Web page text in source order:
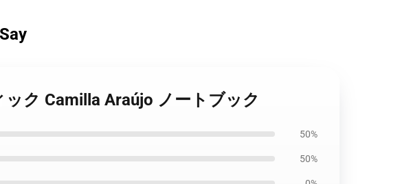
ク Camilla Araújo ノートブック
50%
50%